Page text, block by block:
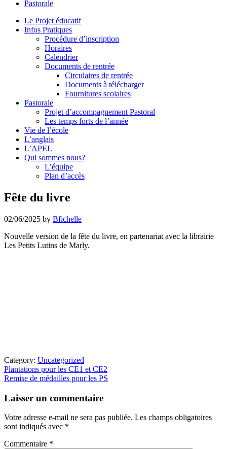
le
Pastorale
Le Projet éducatif
Infos Pratiques
Procédure d’inscription
Horaires
Calendrier
Documents de rentrée
Circulaires de rentrée
Documents à télécharger
Fournitures scolaires
Pastorale
Projet d’accompagnement Pastoral
Les temps forts de l’année
Vie de l’école
L’anglais
L’APEL
Qui sommes nous?
L’équipe
Plan d’accès
Fête du livre
02/06/2025 by Bfichelle
Nouvelle version de la fête du livre, en partenariat avec la librairie
Les Petits Lutins de Marly.
Category: Uncategorized
Article
précédent
Plantations pour les CE1 et CE2
Article
:
Remise de médailles pour les PS
du
lecteur
Laisser un commentaire
Votre adresse e-mail ne sera pas publiée. Les champs obligatoires
sont indiqués avec *
Commentaire *